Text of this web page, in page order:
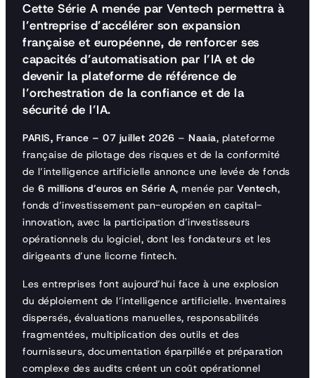
Cette Série A menée par Ventech permettra à
l’entreprise d’accélérer son expansion
française et européenne, de renforcer ses
capacités d’automatisation par l’IA et de
devenir la plateforme de référence de
l’orchestration de la confiance et de la
sécurité de l’IA.
PARIS, France – 07 juillet 2026 – Naaia, plateforme
française de pilotage des risques et de la conformité
de l’intelligence artificielle annonce une levée de fonds
de 6 millions d’euros en Série A, menée par Ventech,
fonds d’investissement pan-européen en capital-
innovation, avec la participation d’investisseurs
opérationnels du logiciel, dont les fondateurs et les
dirigeants d’une licorne fintech.
Les entreprises font aujourd’hui face à une explosion
du déploiement de l’intelligence artificielle. Inventaires
dispersés, évaluations manuelles, responsabilités
fragmentées, multiplication des outils et des
fournisseurs, documentation éparpillée et préparation
complexe des audits créent un coût opérationnel